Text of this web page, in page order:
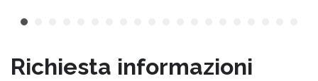
Richiesta informazioni